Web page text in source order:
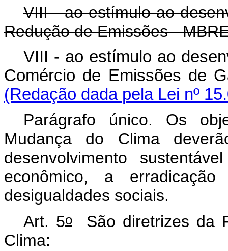
VIII - ao estímulo ao
Redução de Emissões -
VIII - ao estímulo ao
Comércio de Emissões
(Redação dada pela Lei nº
Parágrafo único. Os
Mudança do Clima
desenvolvimento
econômico, a
desigualdades sociais.
Art. 5oSão diretrizes da
Clima: